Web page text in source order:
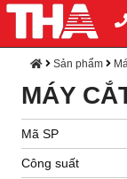
Sản phẩm
MÁY
Mã SP
Công suất